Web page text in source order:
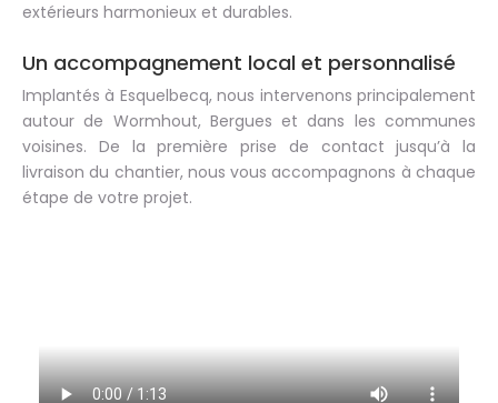
extérieurs harmonieux et durables.
Un accompagnement local et personnalisé
Implantés à Esquelbecq, nous intervenons principalement
autour de Wormhout, Bergues et dans les communes
voisines. De la première prise de contact jusqu’à la
livraison du chantier, nous vous accompagnons à chaque
étape de votre projet.